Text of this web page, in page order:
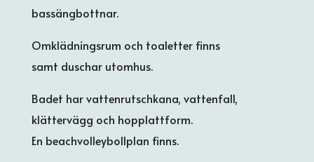
bassängbottnar.
Omklädningsrum och toaletter finns
samt duschar utomhus.
Badet har vattenrutschkana, vattenfall,
klättervägg och hopplattform.
En beachvolleybollplan finns.